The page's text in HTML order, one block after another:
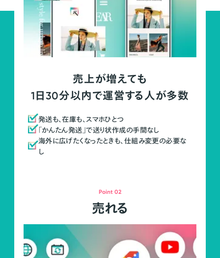
売上が増えても
1日30分以内で運営する人が多数
発送も、在庫も、スマホひとつ
「かんたん発送」で送り状作成の手間なし
海外に広げたくなったときも、仕組み変更の必要な
し
Point 02
売れる